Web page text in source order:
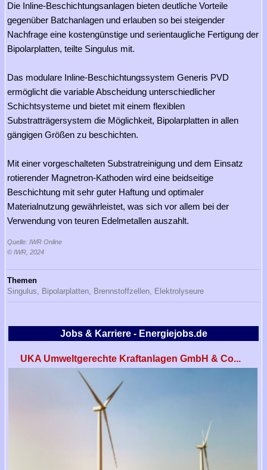
Die Inline-Beschichtungsanlagen bieten deutliche Vorteile
gegenüber Batchanlagen und erlauben so bei steigender
Nachfrage eine kostengünstige und serientaugliche Fertigung der
Bipolarplatten, teilte Singulus mit.
Das modulare Inline-Beschichtungssystem Generis PVD
ermöglicht die variable Abscheidung unterschiedlicher
Schichtsysteme und bietet mit einem flexiblen
Substratträgersystem die Möglichkeit, Bipolarplatten in allen
gängigen Größen zu beschichten.
Mit einer vorgeschalteten Substratreinigung und dem Einsatz
rotierender Magnetron-Kathoden wird eine beidseitige
Beschichtung mit sehr guter Haftung und optimaler
Materialnutzung gewährleistet, was sich vor allem bei der
Verwendung von teuren Edelmetallen auszahlt.
Quelle: IWR Online
© IWR, 2024
Themen
Singulus, Bipolarplatten, Brennstoffzellen, Elektrolyseure
Jobs & Karriere - Energiejobs.de
UKA Umweltgerechte Kraftanlagen GmbH & Co...